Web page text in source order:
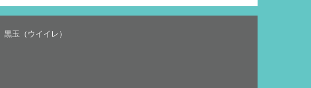
黒玉（ウイイレ）